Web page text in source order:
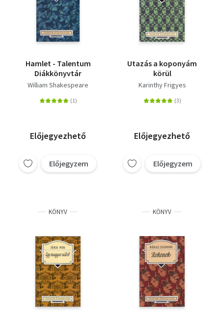
Hamlet - Talentum
Diákkönyvtár
William Shakespeare
Előjegyezhető
Előjegyzem
Utazás a koponyám
körül
Karinthy Frigyes
Előjegyezhető
Előjegyzem
KÖNYV KÖNYV